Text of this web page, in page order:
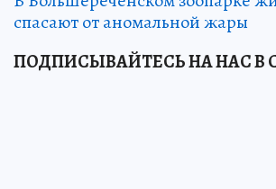
спасают от аномальной жары
ПОДПИСЫВАЙТЕСЬ НА НАС В